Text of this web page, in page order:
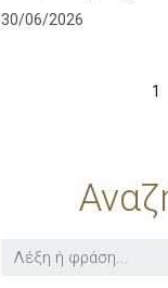
30/06/2026
1